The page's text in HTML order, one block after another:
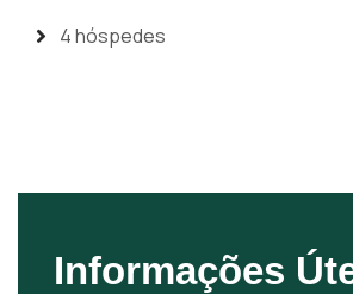
4 hóspedes
Informações